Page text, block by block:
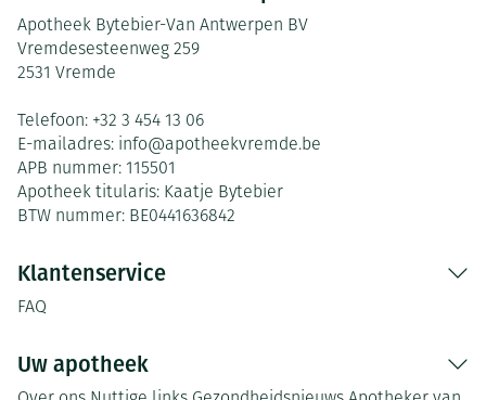
Apotheek Bytebier-Van Antwerpen BV
Vremdesesteenweg 259
2531 Vremde
Telefoon: +32 3 454 13 06
E-mailadres: info@apotheekvremde.be
APB nummer: 115501
Apotheek titularis: Kaatje Bytebier
BTW nummer: BE0441636842
Klantenservice
FAQ
Uw apotheek